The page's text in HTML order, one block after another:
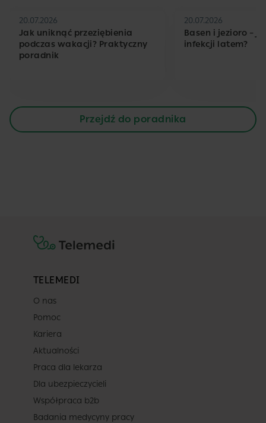
20.07.2026
Jak uniknąć przeziębienia
podczas wakacji? Praktyczny
poradnik
20.07.2026
Basen i jezioro –
infekcji latem?
Przejdź do poradnika
TELEMEDI
O nas
Pomoc
Kariera
Aktualności
Praca dla lekarza
Dla ubezpieczycieli
Współpraca b2b
Badania medycyny pracy